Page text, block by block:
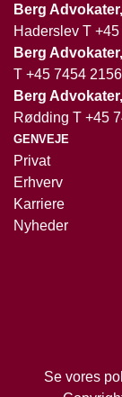
Berg
Haderslev T
Berg
T +45 7454 2156
Berg
Rødding T +45
GENVEJE
Privat
Erhverv
Karriere
Nyheder
Se vores